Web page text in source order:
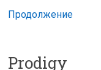
Продолжение
Prodigy